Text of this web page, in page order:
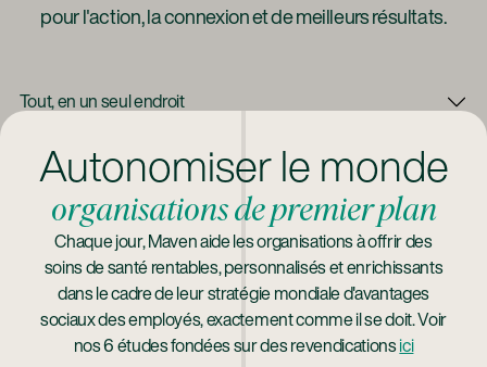
pour l'action, la connexion et de meilleurs résultats.
Tout, en un seul endroit
Tout, en un seul endroit
Notre plateforme unifie les données cliniques, les
antécédents de soins, les informations sur les
éléments à l'habitable et les informations sur les
avantages au sein d'un système puissant, créant ainsi
une expérience transparente tout au long du parcours
Autonomiser le monde
organisations de premier plan
Chaque jour, Maven aide les organisations à offrir des
soins de santé rentables, personnalisés et enrichissants
dans le cadre de leur stratégie mondiale d'avantages
sociaux des employés, exactement comme il se doit. Voir
nos 6 études fondées sur des revendicationsici